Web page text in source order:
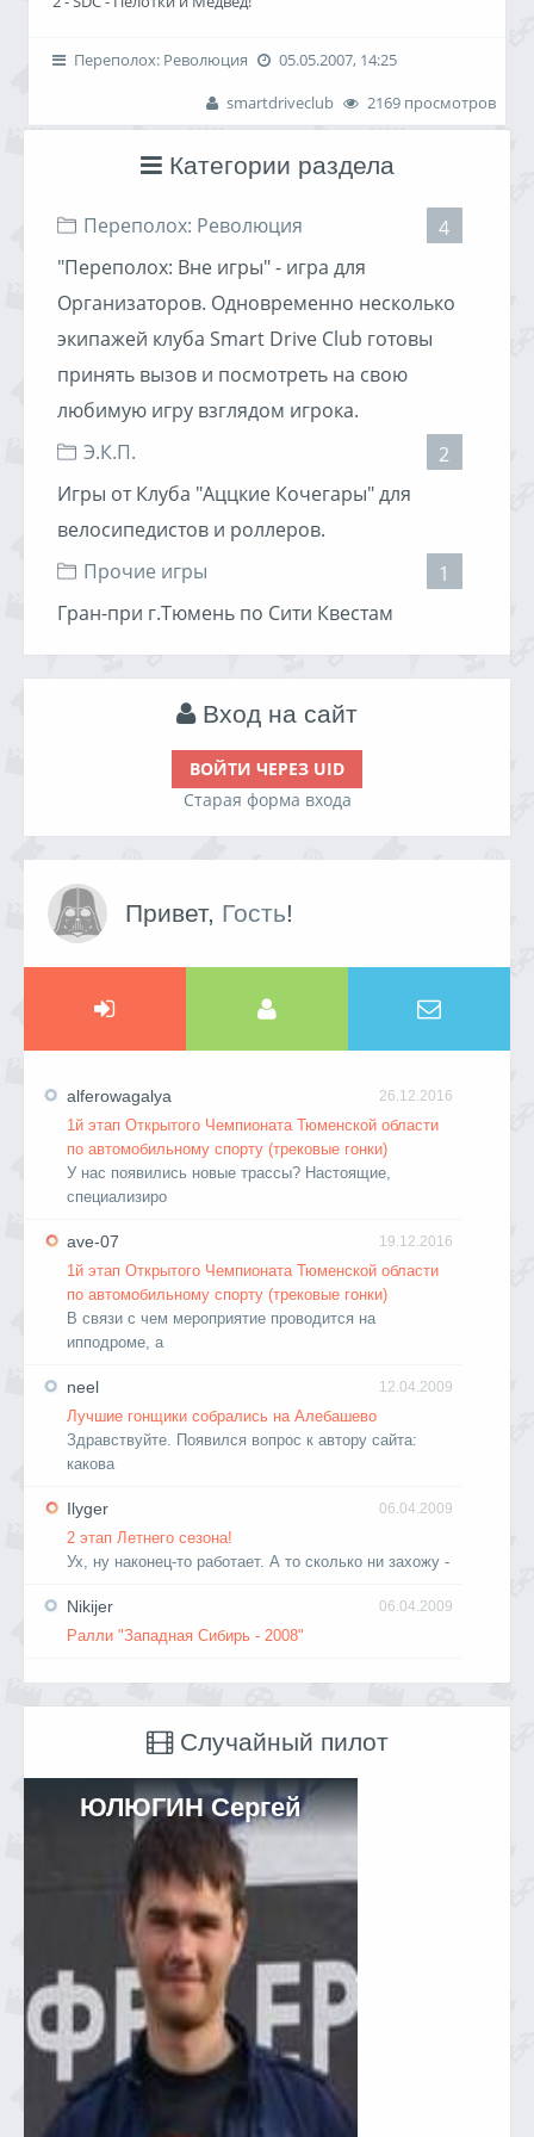
Категории раздела
Переполох: Революция
4
"Переполох: Вне игры" - игра для
Организаторов. Одновременно несколько
экипажей клуба Smart Drive Club готовы
принять вызов и посмотреть на свою
любимую игру взглядом игрока.
Э.К.П.
2
Игры от Клуба "Аццкие Кочегары" для
велосипедистов и роллеров.
Прочие игры
1
Гран-при г.Тюмень по Сити Квестам
Вход на сайт
ВОЙТИ ЧЕРЕЗ UID
Старая форма входа
Привет, Гость!
26.12.2016
alferowagalya
1й этап Открытого Чемпионата Тюменской области
по автомобильному спорту (трековые гонки)
У нас появились новые трассы? Настоящие,
специализиро
19.12.2016
ave-07
1й этап Открытого Чемпионата Тюменской области
по автомобильному спорту (трековые гонки)
В связи с чем мероприятие проводится на
ипподроме, а
12.04.2009
neel
Лучшие гонщики собрались на Алебашево
Здравствуйте. Появился вопрос к автору сайта:
какова
06.04.2009
Ilyger
2 этап Летнего сезона!
Ух, ну наконец-то работает. А то сколько ни захожу -
06.04.2009
Nikijer
Ралли "Западная Сибирь - 2008"
Случайный пилот
ЮЛЮГИН Сергей
5 - Женский монастырь и Батюшка
Третий экипаж SDC был подстрелен реальной гильзой в
Joe-Koriza-Eugene013-Andrey@B
Переполох: Революция
05.05.2007, 14:25
2169 просмотров
smartdriveclub